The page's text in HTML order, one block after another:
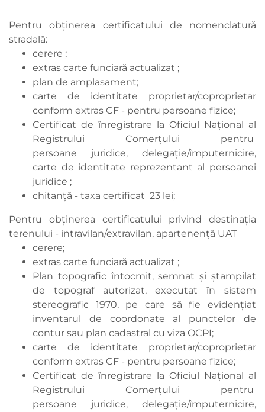
Pentru obţinerea certificatului de nomenclatură
stradală:
cerere ;
extras carte funciară actualizat ;
plan de amplasament;
carte de identitate proprietar/coproprietar
conform extras CF - pentru persoane fizice;
Certificat de înregistrare la Oficiul Național al
Registrului Comerțului pentru
persoane juridice, delegație/împuternicire,
carte de identitate reprezentant al persoanei
juridice ;
chitanţă - taxa certificat 23 lei;
Pentru obţinerea certificatului privind destinaţia
terenului - intravilan/extravilan, apartenență UAT
cerere;
extras carte funciară actualizat ;
Plan topografic întocmit, semnat şi ştampilat
de topograf autorizat, executat în sistem
stereografic 1970, pe care să fie evidenţiat
inventarul de coordonate al punctelor de
contur sau plan cadastral cu viza OCPI;
carte de identitate proprietar/coproprietar
conform extras CF - pentru persoane fizice;
Certificat de înregistrare la Oficiul Național al
Registrului Comerțului pentru
persoane juridice, delegație/împuternicire,